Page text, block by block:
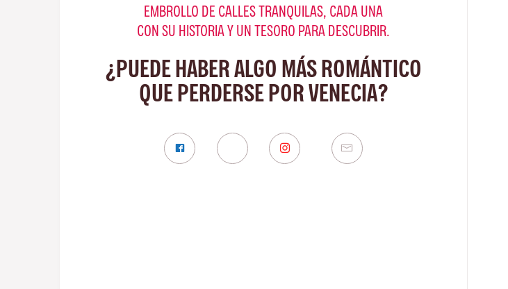
EMBROLLO DE CALLES TRANQUILAS, CADA UNA
CON SU HISTORIA Y UN TESORO PARA DESCUBRIR.
¿PUEDE HABER ALGO MÁS ROMÁNTICO
QUE PERDERSE POR VENECIA?